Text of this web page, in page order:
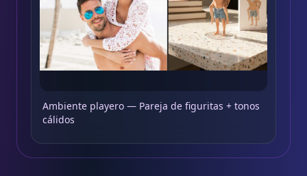
Ambiente playero — Pareja de figuritas + tonos
cálidos